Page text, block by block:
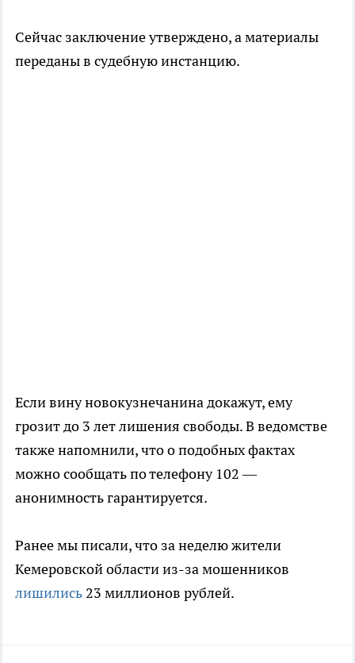
Сейчас заключение утверждено, а материалы
переданы в судебную инстанцию.
Если вину новокузнечанина докажут, ему
грозит до 3 лет лишения свободы. В ведомстве
также напомнили, что о подобных фактах
можно сообщать по телефону 102 —
анонимность гарантируется.
Ранее мы писали, что за неделю жители
Кемеровской области из-за мошенников
лишились 23 миллионов рублей.